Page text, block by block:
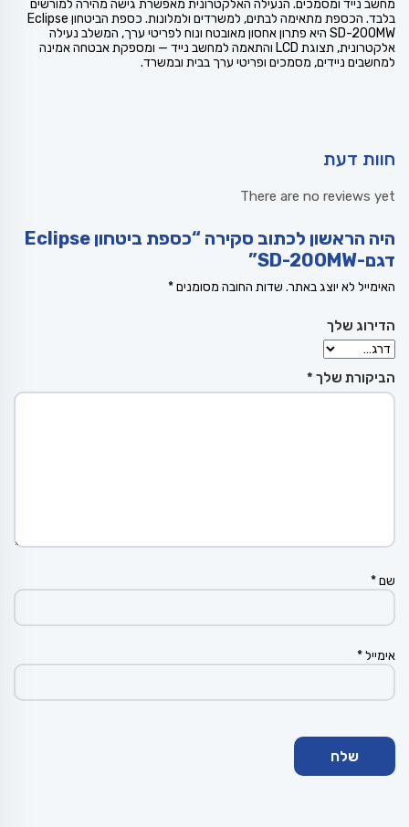
מחשב נייד ומסמכים. הנעילה האלקטרונית מאפשרת גישה מהירה למורשים
בלבד. הכספת מתאימה לבתים, למשרדים ולמלונות. כספת הביטחון Eclipse
SD-20OMW היא פתרון אחסון מאובטח ונוח לפריטי ערך, המשלב נעילה
אלקטרונית, תצוגת LCD והתאמה למחשב נייד — ומספקת אבטחה אמינה
למחשבים ניידים, מסמכים ופריטי ערך בבית ובמשרד.
חוות דעת
There are no reviews yet
היה הראשון לכתוב סקירה “כספת ביטחון Eclipse
דגם-SD-20OMW”
האימייל לא יוצג באתר. שדות החובה מסומנים*
הדירוג שלך
הביקורת שלך *
שם*
אימייל*